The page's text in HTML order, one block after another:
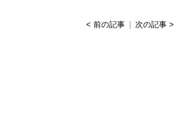
< 前の記事 次の記事 >